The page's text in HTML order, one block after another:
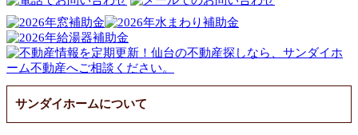
サンダイホームについて